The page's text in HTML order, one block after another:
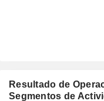
Resultado de
Segmentos de